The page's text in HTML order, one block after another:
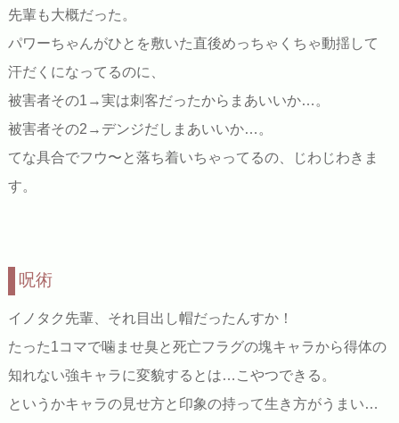
先輩も大概だった。
パワーちゃんがひとを敷いた直後めっちゃくちゃ動揺して
汗だくになってるのに、
被害者その1→実は刺客だったからまあいいか…。
被害者その2→デンジだしまあいいか…。
てな具合でフウ〜と落ち着いちゃってるの、じわじわきま
す。
呪術
イノタク先輩、それ目出し帽だったんすか！
たった1コマで噛ませ臭と死亡フラグの塊キャラから得体の
知れない強キャラに変貌するとは…こやつできる。
というかキャラの見せ方と印象の持って生き方がうまい…